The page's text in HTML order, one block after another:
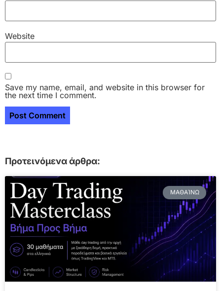
Website
Save my name, email, and website in this browser for
the next time I comment.
Προτεινόμενα άρθρα:
ΜΑΘΑΊΝΩ